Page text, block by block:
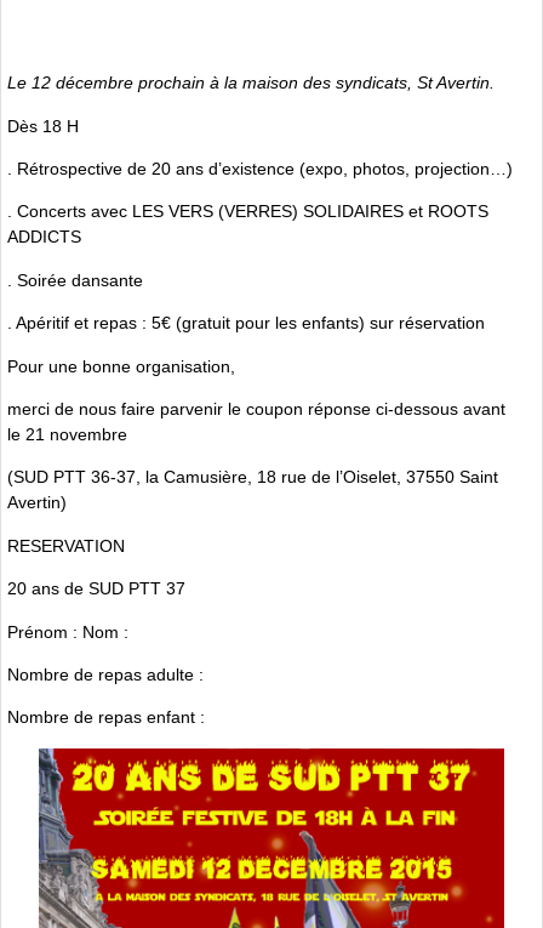
Le 12 décembre prochain à la maison des syndicats, St Avertin.
Dès 18 H
. Rétrospective de 20 ans d’existence (expo, photos, projection…)
. Concerts avec LES VERS (VERRES) SOLIDAIRES et ROOTS
ADDICTS
. Soirée dansante
. Apéritif et repas : 5€ (gratuit pour les enfants) sur réservation
Pour une bonne organisation,
merci de nous faire parvenir le coupon réponse ci-dessous avant
le 21 novembre
(SUD PTT 36-37, la Camusière, 18 rue de l’Oiselet, 37550 Saint
Avertin)
RESERVATION
20 ans de SUD PTT 37
Prénom : Nom :
Nombre de repas adulte :
Nombre de repas enfant :